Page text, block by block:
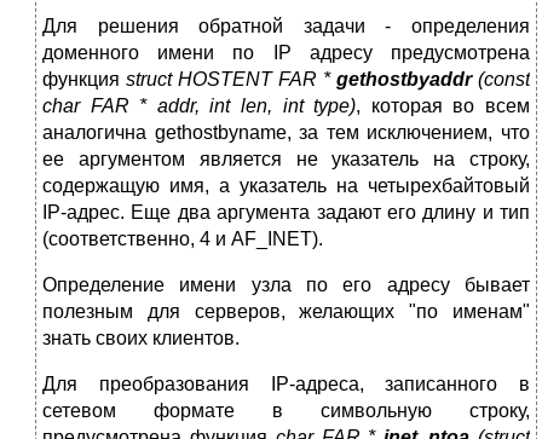
Для решения обратной задачи - определения
доменного имени по IP адресу предусмотрена
функция struct HOSTENT FAR * gethostbyaddr(const
char FAR * addr, int len, int type), которая во всем
аналогична gethostbyname, за тем исключением, что
ее аргументом является не указатель на строку,
содержащую имя, а указатель на четырехбайтовый
IP-адрес. Еще два аргумента задают его длину и тип
(соответственно, 4 и AF_INET).
Определение имени узла по его адресу бывает
полезным для серверов, желающих "по именам"
знать своих клиентов.
Для преобразования IP-адреса, записанного в
сетевом формате в символьную строку,